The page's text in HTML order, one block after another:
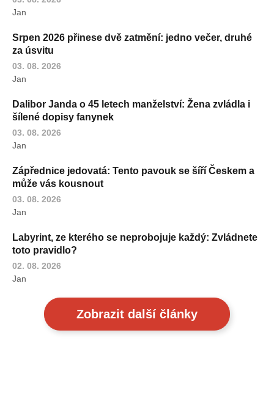
Jan
Srpen 2026 přinese dvě zatmění: jedno večer, druhé
za úsvitu
03. 08. 2026
Jan
Dalibor Janda o 45 letech manželství: Žena zvládla i
šílené dopisy fanynek
03. 08. 2026
Jan
Zápřednice jedovatá: Tento pavouk se šíří Českem a
může vás kousnout
03. 08. 2026
Jan
Labyrint, ze kterého se neprobojuje každý: Zvládnete
toto pravidlo?
02. 08. 2026
Jan
Zobrazit další články